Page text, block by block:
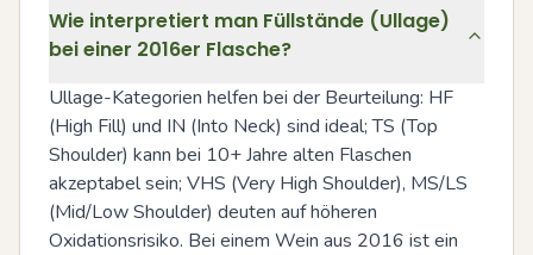
Wie interpretiert man Füllstände (Ullage)
bei einer 2016er Flasche?
Ullage-Kategorien helfen bei der Beurteilung: HF
(High Fill) und IN (Into Neck) sind ideal; TS (Top
Shoulder) kann bei 10+ Jahre alten Flaschen
akzeptabel sein; VHS (Very High Shoulder), MS/LS
(Mid/Low Shoulder) deuten auf höheren
Oxidationsrisiko. Bei einem Wein aus 2016 ist ein